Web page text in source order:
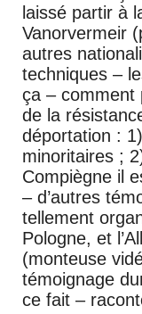
laissé partir à
Vanorvermeir
autres
techniques –
ça – comment
de la
déportation :
minoritaires ;
Compiègne il
– d’autres
tellement
Pologne, et
(monteuse
témoignage
ce fait –